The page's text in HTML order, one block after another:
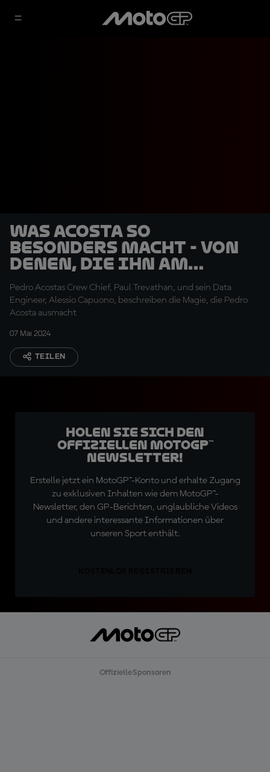
Was Acosta so
besonders macht - von
denen, die ihn am
besten kennen
Pedro Acostas Crew Chief, Paul Trevathan, und sein Data
Engineer, Alessio Capuono, beschreiben die Magie, die Pedro
Acosta ausmacht
07 Mai 2024
TEILEN
Holen Sie sich den
offiziellen MotoGP™
Newsletter!
Erstelle jetzt ein MotoGP™-Konto und erhalte Zugang
zu exklusiven Inhalten wie dem MotoGP™-
Newsletter, den GP-Berichten, unglaubliche Videos
und andere interessante Informationen über
unseren Sport enthält.
Offizielle Sponsoren